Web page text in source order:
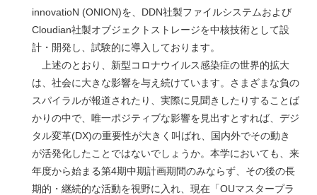
innovatioN (ONION)を、DDN社製ファイルシステムおよび
Cloudian社製オブジェクトストレージを中核技術として設
計・開発し、試験的に導入しております。
上述のとおり、新型コロナウイルス感染症の世界的拡大
は、社会に大きな影響を与え続けています。さまざまな負の
スパイラルが報道されたり、実際に見聞きしたりすることば
かりの中で、唯一ポジティブな影響を見出すとすれば、デジ
タル変革(DX)の重要性が大きく叫ばれ、国内外でその動き
が活発化したことではないでしょうか。本学においても、来
年度から始まる第4期中期計画期間のみならず、その後の長
期的・継続的な活動を視野に入れ、現在「OUマスタープラ